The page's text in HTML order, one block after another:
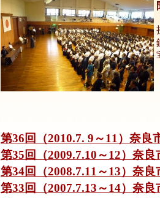
第36回（2010.7. 9～11）奈良
第35回（2009.7.10～12）奈
第34回（2008.7.11～13）奈
第33回（2007.7.13～14）奈